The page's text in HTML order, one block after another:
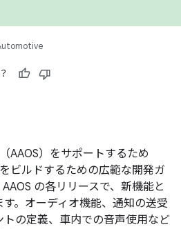
AAOS）をサポートするため
ビルドするための広範な開発ガ
の各リリースで、新機能と
。オーディオ機能、通知の送受
の定義、車内での音声使用など